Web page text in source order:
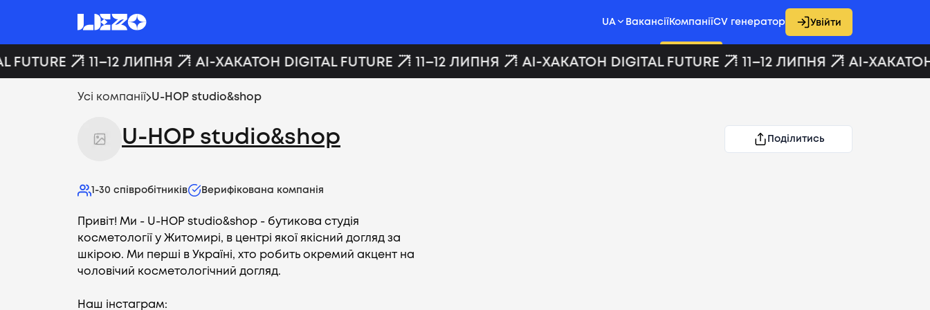
UA Вакансії КомпаніїCV генератор Увійти
11–12 ЛИПНЯ AI-ХАКАТОН DIGITAL FUTURE 11–12 ЛИПНЯ AI-ХАКАТОН DIGITAL FUTURE 11–12 ЛИПНЯ AI-ХАКАТОН
Усі компанії U-HOP studio&shop
U-HOP studio&shop Поділитись
1-30 співробітників Верифікована компанія
Привіт! Ми - U-HOP studio&shop - бутикова студія
косметології у Житомирі, в центрі якої якісний догляд за
шкірою. Ми перші в Україні, хто робить окремий акцент на
чоловічий косметологічний догляд.
Наш інстаграм: